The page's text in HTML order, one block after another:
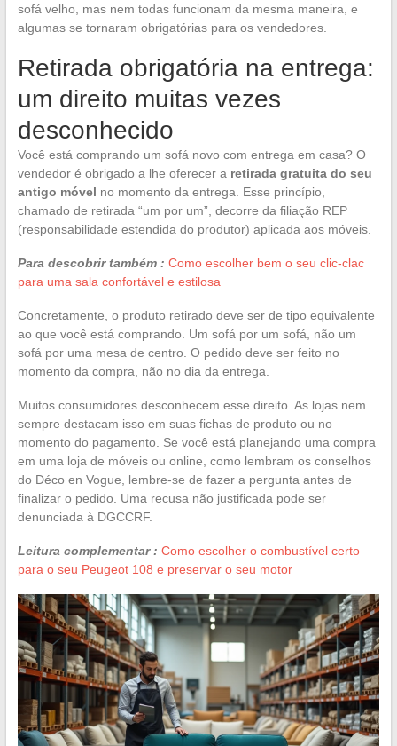
sofá velho, mas nem todas funcionam da mesma maneira, e
algumas se tornaram obrigatórias para os vendedores.
Retirada obrigatória na entrega:
um direito muitas vezes
desconhecido
Você está comprando um sofá novo com entrega em casa? O
vendedor é obrigado a lhe oferecer a retirada gratuita do seu
antigo móvel no momento da entrega. Esse princípio,
chamado de retirada “um por um”, decorre da filiação REP
(responsabilidade estendida do produtor) aplicada aos móveis.
Para descobrir também : Como escolher bem o seu clic-clac
para uma sala confortável e estilosa
Concretamente, o produto retirado deve ser de tipo equivalente
ao que você está comprando. Um sofá por um sofá, não um
sofá por uma mesa de centro. O pedido deve ser feito no
momento da compra, não no dia da entrega.
Muitos consumidores desconhecem esse direito. As lojas nem
sempre destacam isso em suas fichas de produto ou no
momento do pagamento. Se você está planejando uma compra
em uma loja de móveis ou online, como lembram os conselhos
do Déco en Vogue, lembre-se de fazer a pergunta antes de
finalizar o pedido. Uma recusa não justificada pode ser
denunciada à DGCCRF.
Leitura complementar : Como escolher o combustível certo
para o seu Peugeot 108 e preservar o seu motor